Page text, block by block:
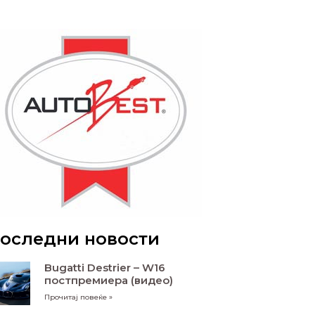
новости
Bugatti Destrier – W16
постпремиера (видео)
Прочитај повеќе »